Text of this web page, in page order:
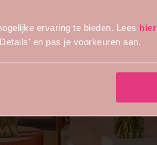
ervaring te bieden. Lees hier
en pas je voorkeuren aan.